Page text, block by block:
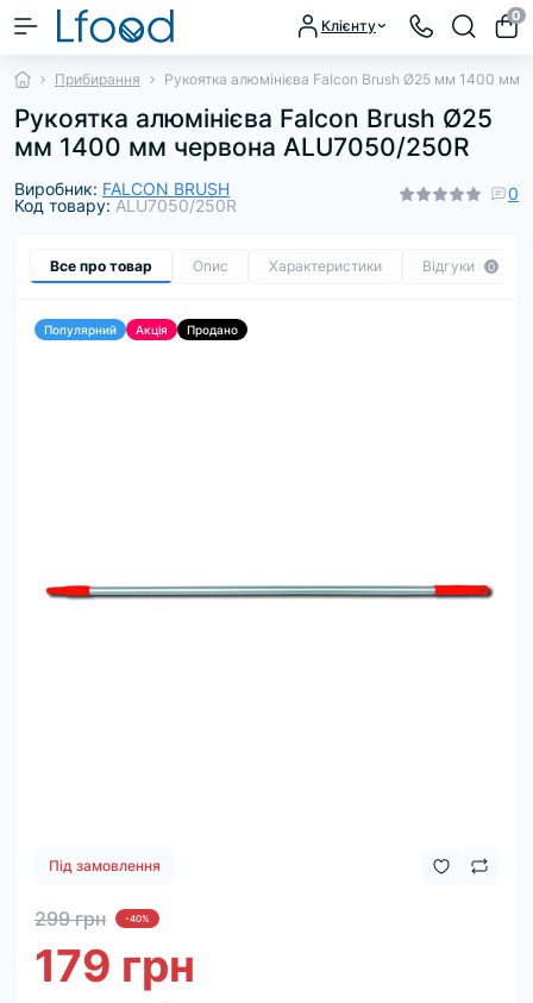
Клієнту
0
Прибирання Рукоятка алюмінієва Falcon Brush Ø25 мм 1400 мм
Рукоятка алюмінієва Falcon Brush Ø25
мм 1400 мм червона ALU7050/250R
Виробник: FALCON BRUSH
Код товару: ALU7050/250R
0
Все про товар Опис Характеристики Відгуки 0
Популярний Акція Продано
Під замовлення
299 грн -40%
179 грн